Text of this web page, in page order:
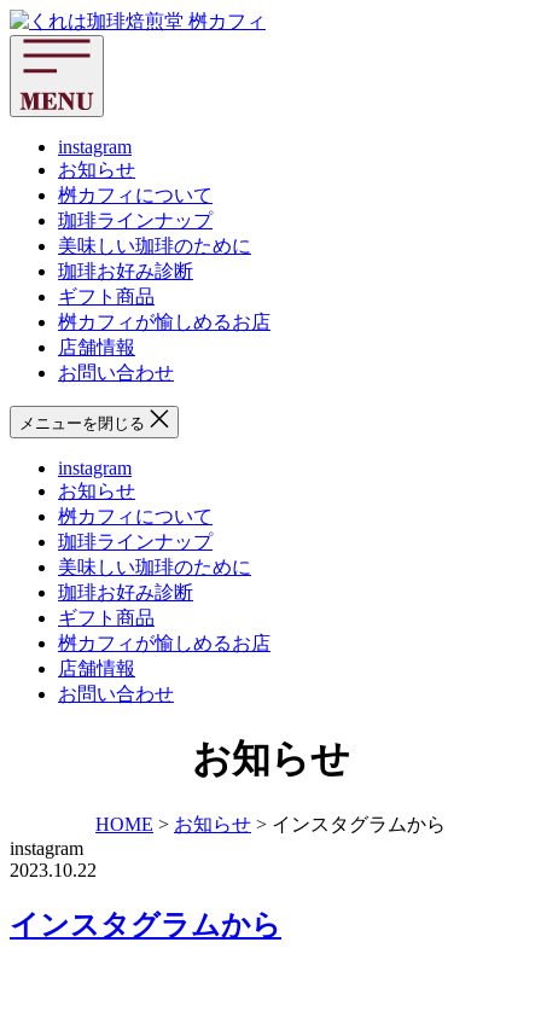
コ
ン
テ
ン
ツ
instagram
お知らせ
桝カフィについて
珈琲ラインナップ
美味しい珈琲のために
珈琲お好み診断
ギフト商品
桝カフィが愉しめるお店
店舗情報
お問い合わせ
メニューを閉じる
instagram
お知らせ
桝カフィについて
珈琲ラインナップ
美味しい珈琲のために
珈琲お好み診断
ギフト商品
桝カフィが愉しめるお店
店舗情報
お問い合わせ
お知らせ
HOME > お知らせ > インスタグラムから
instagram
2023.10.22
インスタグラムから